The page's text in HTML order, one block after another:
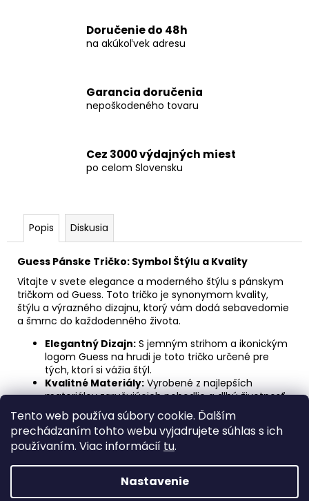
Tento web používa súbory cookie. Ďalším
prechádzaním tohto webu vyjadrujete súhlas s ich
používaním. Viac informácií tu.
Nastavenie
Doručenie do 48h
na akúkoľvek adresu
Garancia doručenia
nepoškodeného tovaru
Cez 3000 výdajných miest
po celom Slovensku
Popis Diskusia
Guess Pánske Tričko: Symbol Štýlu a Kvality
Vitajte v svete elegance a moderného štýlu s pánskym
tričkom od Guess. Toto tričko je synonymom kvality,
štýlu a výrazného dizajnu, ktorý vám dodá sebavedomie
a šmrnc do každodenného života.
Elegantný Dizajn: S jemným strihom a ikonickým
logom Guess na hrudi je toto tričko určené pre
tých, ktorí si vážia štýl.
Kvalitné Materiály: Vyrobené z najlepších
materiálov zaručujúcich pohodlie a dlhú životnosť,
aby ste sa cítili skvele po celý deň.
Všestranné Použitie: Ideálne na každodenné
nosenie, či už ste v práci, vonku s priateľmi alebo
len relaxujete doma.